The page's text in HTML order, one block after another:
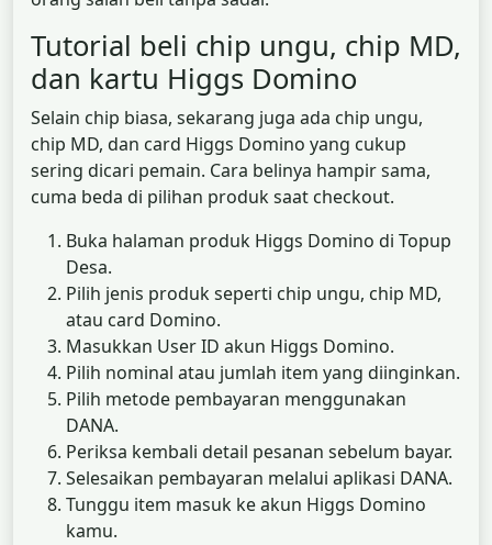
Tutorial beli chip ungu, chip MD,
dan kartu Higgs Domino
Selain chip biasa, sekarang juga ada chip ungu,
chip MD, dan card Higgs Domino yang cukup
sering dicari pemain. Cara belinya hampir sama,
cuma beda di pilihan produk saat checkout.
Buka halaman produk Higgs Domino di Topup
Desa.
Pilih jenis produk seperti chip ungu, chip MD,
atau card Domino.
Masukkan User ID akun Higgs Domino.
Pilih nominal atau jumlah item yang diinginkan.
Pilih metode pembayaran menggunakan
DANA.
Periksa kembali detail pesanan sebelum bayar.
Selesaikan pembayaran melalui aplikasi DANA.
Tunggu item masuk ke akun Higgs Domino
kamu.